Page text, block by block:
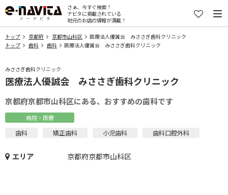
さぁ、今すぐ検索！
ナビタに掲載されている
地元のお店の情報が満載！
トップ 京都府 京都市山科区
医療法人優誠会 みささぎ歯科クリニック
トップ
歯科 歯科 医療法人優誠会 みささぎ歯科クリニック
みささぎ歯科クリニック
医療法人優誠会 みささぎ歯科クリニック
京都府京都市山科区にある、おすすめの歯科です
病院・医療
歯科 矯正歯科 小児歯科 歯科口腔外科
エリア 京都府京都市山科区